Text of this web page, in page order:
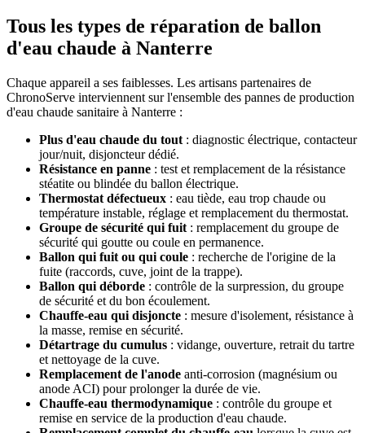
Tous les types de réparation de ballon
d'eau chaude à Nanterre
Chaque appareil a ses faiblesses. Les artisans partenaires de
ChronoServe interviennent sur l'ensemble des pannes de production
d'eau chaude sanitaire à Nanterre :
Plus d'eau chaude du tout : diagnostic électrique, contacteur
jour/nuit, disjoncteur dédié.
Résistance en panne : test et remplacement de la résistance
stéatite ou blindée du ballon électrique.
Thermostat défectueux : eau tiède, eau trop chaude ou
température instable, réglage et remplacement du thermostat.
Groupe de sécurité qui fuit : remplacement du groupe de
sécurité qui goutte ou coule en permanence.
Ballon qui fuit ou qui coule : recherche de l'origine de la
fuite (raccords, cuve, joint de la trappe).
Ballon qui déborde : contrôle de la surpression, du groupe
de sécurité et du bon écoulement.
Chauffe-eau qui disjoncte : mesure d'isolement, résistance à
la masse, remise en sécurité.
Détartrage du cumulus : vidange, ouverture, retrait du tartre
et nettoyage de la cuve.
Remplacement de l'anode anti-corrosion (magnésium ou
anode ACI) pour prolonger la durée de vie.
Chauffe-eau thermodynamique : contrôle du groupe et
remise en service de la production d'eau chaude.